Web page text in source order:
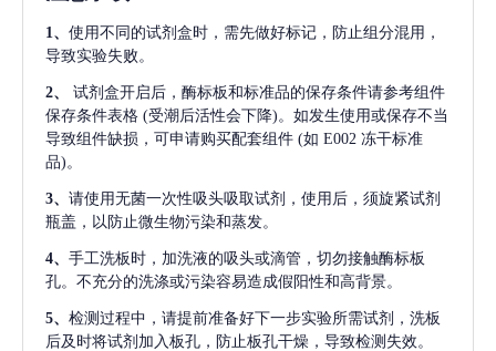
1、 使用不同的试剂盒时，需先做好标记，防止组分混用，
导致实验失败。
2、
试剂盒开启后，酶标板和标准品的保存条件请参考组件
保存条件表格 (受潮后活性会下降)。如发生使用或保存不当
导致组件缺损，可申请购买配套组件 (如 E002 冻干标准
品)。
3、 请使用无菌一次性吸头吸取试剂，使用后，须旋紧试剂
瓶盖，以防止微生物污染和蒸发。
4、 手工洗板时，加洗液的吸头或滴管，切勿接触酶标板
孔。不充分的洗涤或污染容易造成假阳性和高背景。
5、 检测过程中，请提前准备好下一步实验所需试剂，洗板
后及时将试剂加入板孔，防止板孔干燥，导致检测失效。